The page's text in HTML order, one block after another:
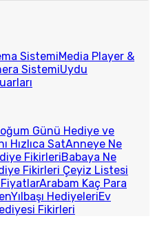
SistemiMedia Player &
SistemiUydu
Günü Hediye ve
Hızlıca SatAnneye Ne
FikirleriBabaya Ne
Fikirleri Çeyiz Listesi
Arabam Kaç Para
Yılbaşı HediyeleriEv
Fikirleri